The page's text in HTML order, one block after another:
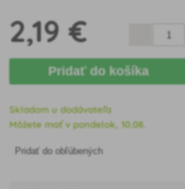
2,19 €
Pridať do košíka
Skladom u dodávateľa
Môžete mať v pondelok, 10.08.
Pridať do obľúbených